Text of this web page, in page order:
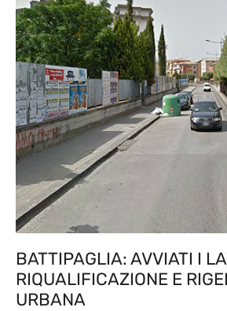
BATTIPAGLIA: AVVIATI I
RIQUALIFICAZIONE E
URBANA